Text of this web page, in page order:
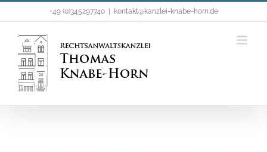
Inhalt
springen
+49 (0)345297740 kontakt@kanzlei-knabe-horn.de